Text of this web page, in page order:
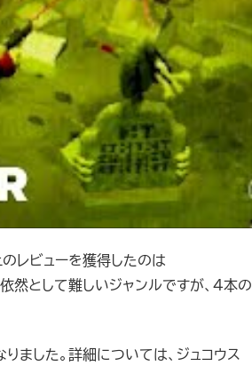
レビューを獲得したのは
然として難しいジャンルですが、4本の
ました。詳細については、ジュコウス